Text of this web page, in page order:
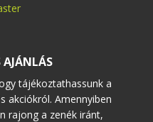
AJÁNLÁS
tájékoztathassunk a
akciókról. Amennyiben
rajong a zenék iránt,